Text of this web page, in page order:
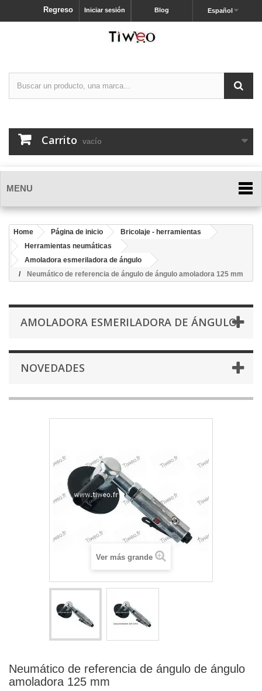
Español
Blog
Iniciar sesión
Regreso
Carrito vacío
MENU
Home Página de inicio
Bricolaje - herramientas
Herramientas neumáticas
Amoladora esmeriladora de ángulo
Neumático de referencia de ángulo de ángulo amoladora 125 mm
AMOLADORA ESMERILADORA DE ÁNGULO
NOVEDADES
Ver más grande
Neumático de referencia de ángulo de ángulo
amoladora 125 mm